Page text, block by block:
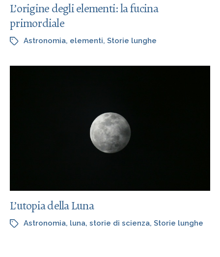
L’origine degli elementi: la fucina
primordiale
Astronomia, elementi, Storie lunghe
L’utopia della Luna
Astronomia, luna, storie di scienza, Storie lunghe